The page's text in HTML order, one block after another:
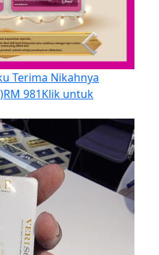
Terima Nikahnya
RM 981Klik untuk